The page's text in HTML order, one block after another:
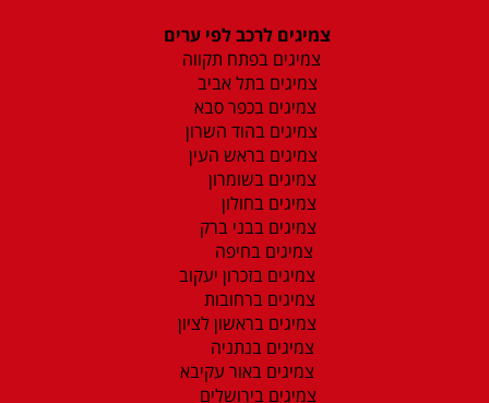
צמיגים לרכב לפי ערים
צמיגים בפתח תקווה
צמיגים בתל אביב
צמיגים בכפר סבא
צמיגים בהוד השרון
צמיגים בראש העין
צמיגים בשומרון
צמיגים בחולון
צמיגים בבני ברק
צמיגים בחיפה
צמיגים בזכרון יעקוב
צמיגים ברחובות
צמיגים בראשון לציון
צמיגים בנתניה
צמיגים באור עקיבא
צמיגים בירושלים